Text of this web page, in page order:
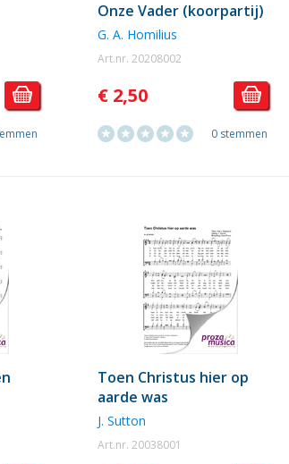
Onze Vader (koorpartij)
G. A. Homilius
Art.nr. 20208002
€ 2,50
0 stemmen
Toen Christus hier op
aarde was
J. Sutton
Art.nr. 20038001